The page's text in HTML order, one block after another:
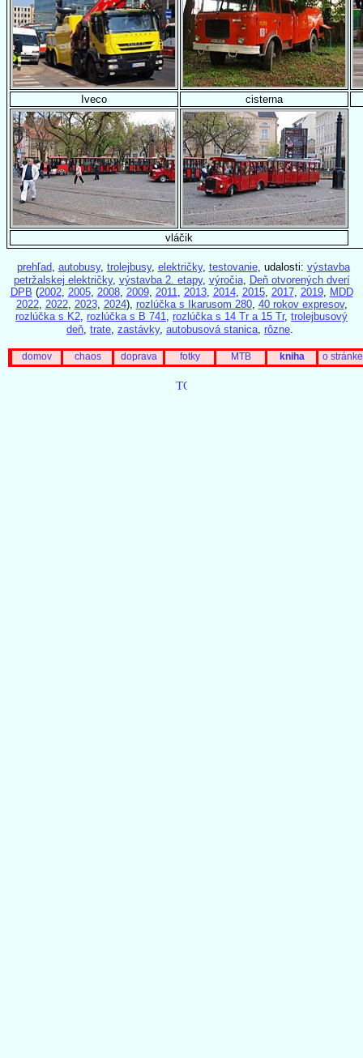
Iveco cisterna
vláčik
prehľad, autobusy, trolejbusy, električky, testovanie, udalosti: výstavba
petržalskej električky, výstavba 2. etapy, výročia, Deň otvorených dverí
DPB (2002, 2005, 2008, 2009, 2011, 2013, 2014, 2015, 2017, 2019, MDD
2022, 2022, 2023, 2024), rozlúčka s Ikarusom 280, 40 rokov expresov,
rozlúčka s K2, rozlúčka s B 741, rozlúčka s 14 Tr a 15 Tr, trolejbusový
deň, trate, zastávky, autobusová stanica, rôzne.
domov chaos doprava fotky MTB kniha o stránke